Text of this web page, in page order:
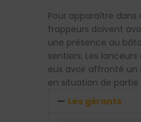
Pour apparaître dans
frappeurs doivent
une présence au
sentiers. Les
eux avoir affronté un
en situation de partie
Les gérants